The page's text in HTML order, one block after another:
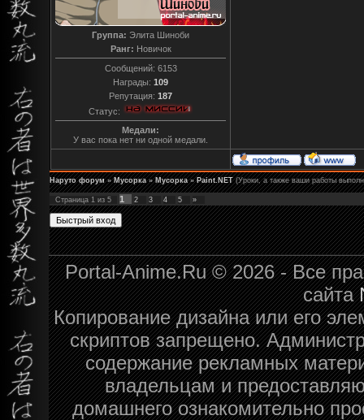
Группа: Элита Шиноби
Ранг: Новичок
Сообщений: 6153
Награды: 109
Репутация: 187
Статус:
Медали:
У вас пока нет ни одной медали.
Наруто форум » Мусорка » Мусорка » Paint.NET (Уроки, а также ваши работы
Страница 1 из 5 1 2 3 4 5 »
Portal-Anime.Ru © 2026 - Все
сайта
Копирование дизайна или его
скриптов запрещено.
содержание рекламных
владельцам и
домашнего ознакомительно